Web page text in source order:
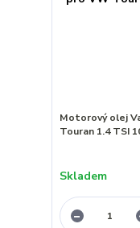
Motorový olej
Touran 1.4 TSI
Skladem